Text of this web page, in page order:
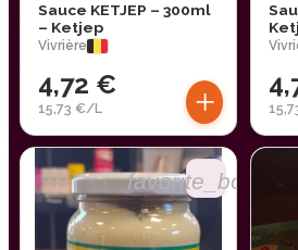
Sauce KETJEP – 300ml
– Ketjep
Vivrière
4,72 €
15,73 €/L +
favorite_border